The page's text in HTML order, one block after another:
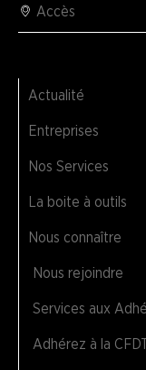
Accès
Actualité
Entreprises
Nos Services
La boite à outils
Nous connaître
Nous rejoindre
Services aux
Adhérez à la